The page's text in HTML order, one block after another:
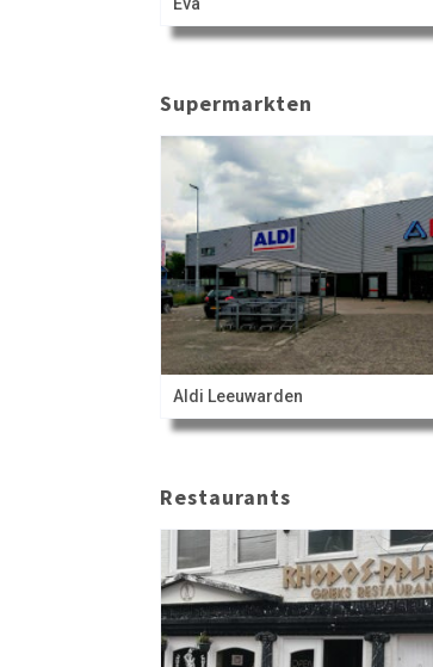
Supermarkten
Aldi Leeuwarden
Restaurants